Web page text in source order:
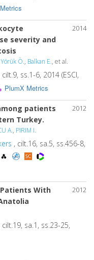
2014
severity and
Yörük Ö., Balkan E., et al.
cilt.9, ss.1-6, 2014 (ESCI,
PlumX Metrics
2012
patients
Turkey.
A., PIRIM I.
, cilt.16, sa.5, ss.456-8,
2012
With
sa.1, ss.23-25,